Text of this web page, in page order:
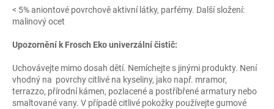
< 5% aniontové povrchově aktivní látky, parfémy. Další složení:
malinový ocet
Upozornění k Frosch Eko univerzální čistič:
Uchovávejte mimo dosah dětí. Nemíchejte s jinými produkty. Není
vhodný na povrchy citlivé na kyseliny, jako např. mramor,
terrazzo, přírodní kámen, pozlacené a postříbřené armatury nebo
smaltované vany. V případě citlivé pokožky používejte gumové